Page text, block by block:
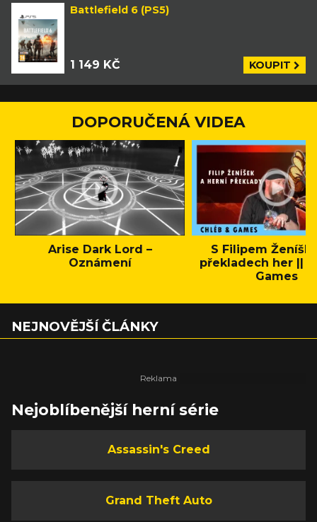
Battlefield 6 (PS5)
1 149 KČ KOUPIT
DOPORUČENÁ VIDEA
Arise Dark Lord –
Oznámení
S Filipem
překladech her ||
Games
NEJNOVĚJŠÍ ČLÁNKY
Nejoblíbenější herní série
Assassin's Creed
Grand Theft Auto